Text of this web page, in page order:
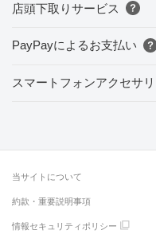
店頭下取りサービス
PayPayによるお支払い
スマートフォンアクセサ
当サイトについて
約款・重要説明事項
情報セキュリティポリシー